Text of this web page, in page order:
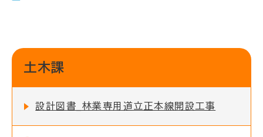
土木課
設計図書_林業専用道立正本線開設工事